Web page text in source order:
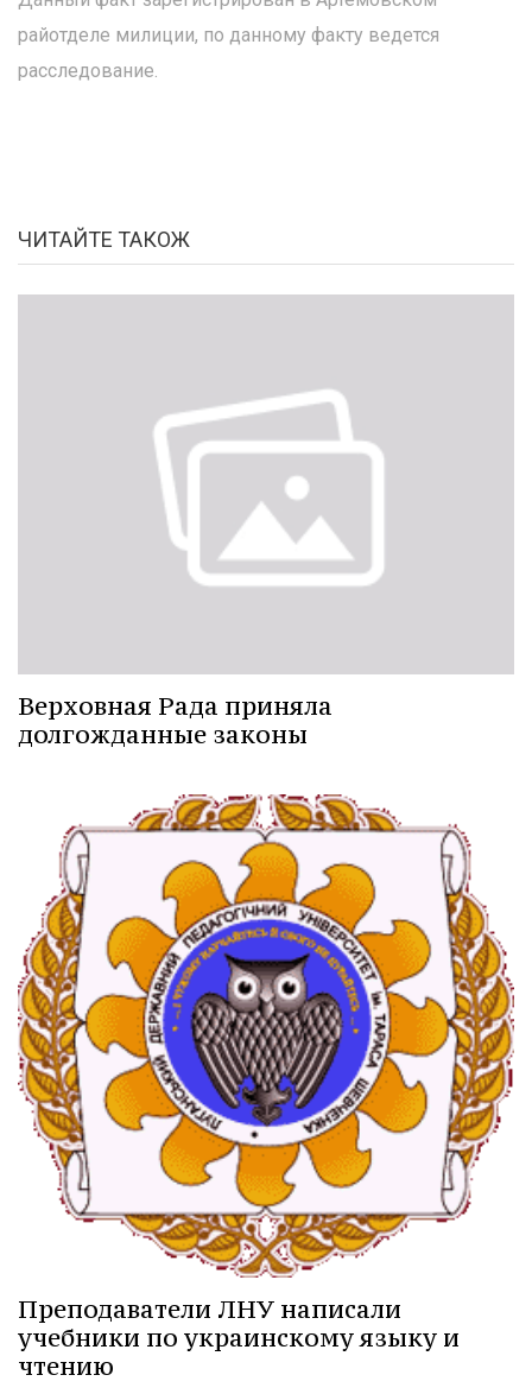
райотделе милиции, по данному факту ведется
расследование.
ЧИТАЙТЕ ТАКОЖ
Верховная Рада приняла
долгожданные законы
Преподаватели ЛНУ написали
учебники по украинскому языку и
чтению